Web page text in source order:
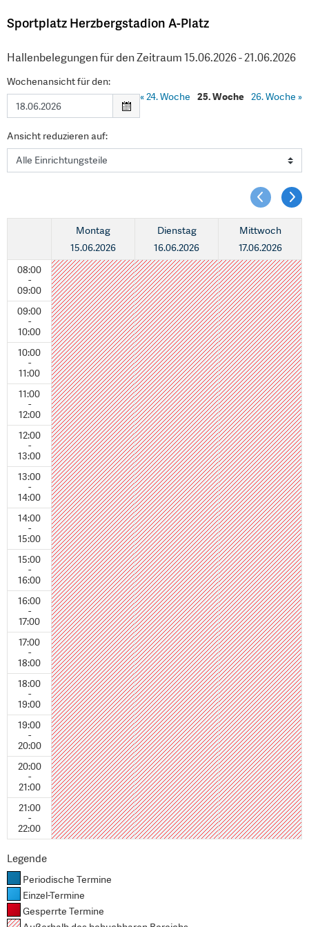
Sportplatz Herzbergstadion A-Platz
Hallenbelegungen für den Zeitraum 15.06.2026 - 21.06.2026
Wochenansicht für den:
«24. Woche 25. Woche 26. Woche »
Ansicht reduzieren auf:
08:00
-
09:00
09:00
-
10:00
10:00
-
11:00
11:00
-
12:00
12:00
-
13:00
13:00
-
14:00
14:00
-
15:00
15:00
-
16:00
16:00
-
17:00
17:00
-
18:00
18:00
-
19:00
19:00
-
20:00
20:00
-
21:00
21:00
-
22:00
Montag
15.06.2026
Dienstag
16.06.2026
Mittwoch
17.06.2026
Legende
Periodische Termine
Einzel-Termine
Gesperrte Termine